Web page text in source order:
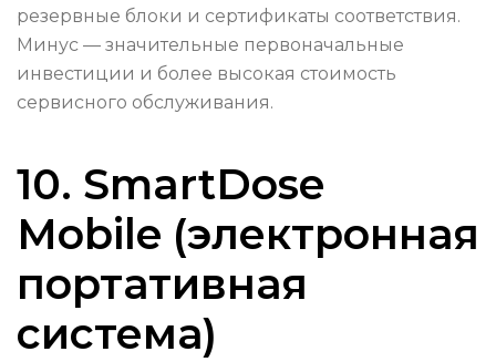
резервные блоки и сертификаты соответствия.
Минус — значительные первоначальные
инвестиции и более высокая стоимость
сервисного обслуживания.
10. SmartDose
Mobile (электронная
портативная
система)